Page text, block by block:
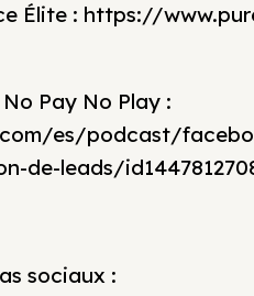
Élite : https://
Pay No Play :
es/podcast/
de-leads/
sociaux :